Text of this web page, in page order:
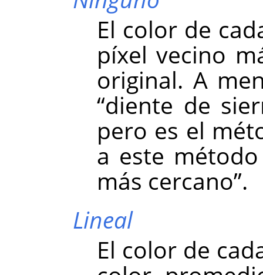
El color de
píxel vecino
original. A
“diente de
pero es el
a este
más cercano”.
Lineal
El color de